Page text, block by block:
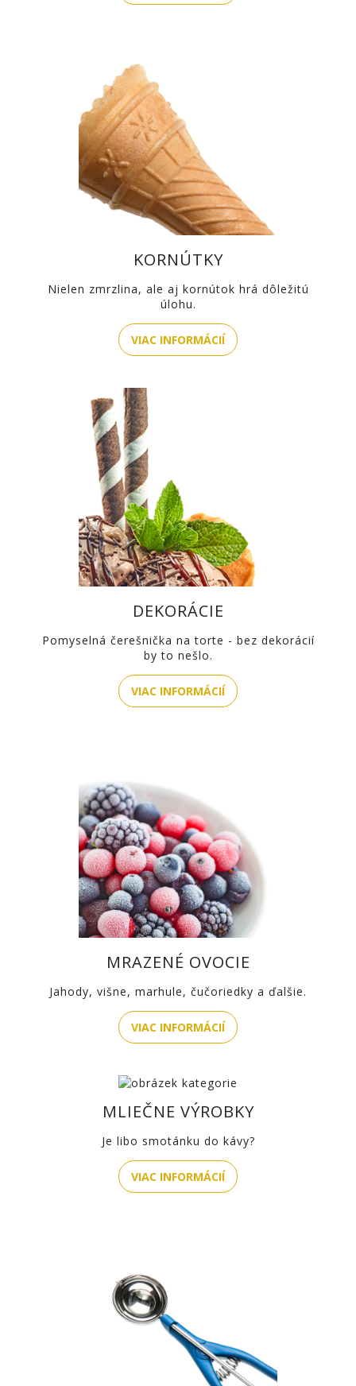
KORNÚTKY
Nielen zmrzlina, ale aj kornútok hrá dôležitú
úlohu.
VIAC INFORMÁCIÍ
DEKORÁCIE
Pomyselná čerešnička na torte - bez dekorácií
by to nešlo.
VIAC INFORMÁCIÍ
MRAZENÉ OVOCIE
Jahody, višne, marhule, čučoriedky a ďalšie.
VIAC INFORMÁCIÍ
MLIEČNE VÝROBKY
Je libo smotánku do kávy?
VIAC INFORMÁCIÍ